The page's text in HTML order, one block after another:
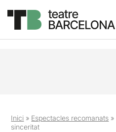
Inici » Espectacles recomanats »
sinceritat